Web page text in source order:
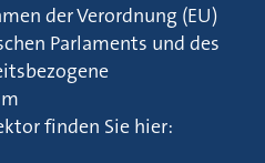
der Verordnung (EU)
Parlaments und des
finden Sie hier: